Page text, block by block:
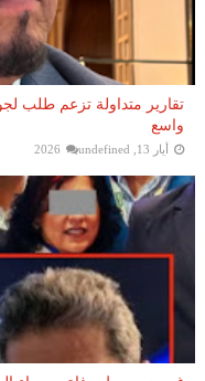
تقارير متداولة تزعم طلب
واسع
أيار 13, 2026 undefined